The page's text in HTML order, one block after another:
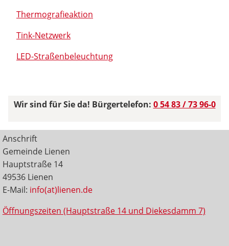
Thermografieaktion
Tink-Netzwerk
LED-Straßenbeleuchtung
Wir sind für Sie da! Bürgertelefon: 0 54 83 / 73 96-0
Anschrift
Gemeinde Lienen
Hauptstraße 14
49536 Lienen
E-Mail: info(at)lienen.de
Öffnungszeiten (Hauptstraße 14 und Diekesdamm 7)